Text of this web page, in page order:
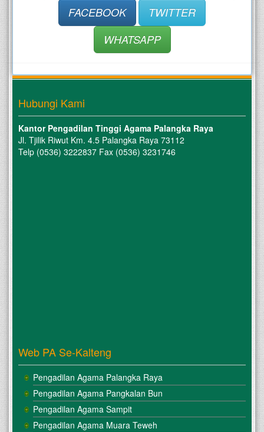
FACEBOOK
TWITTER
WHATSAPP
Hubungi Kami
Kantor Pengadilan Tinggi Agama Palangka Raya
Jl. Tjilik Riwut Km. 4.5 Palangka Raya 73112
Telp (0536) 3222837 Fax (0536) 3231746
Web PA Se-Kalteng
Pengadilan Agama Palangka Raya
Pengadilan Agama Pangkalan Bun
Pengadilan Agama Sampit
Pengadilan Agama Muara Teweh